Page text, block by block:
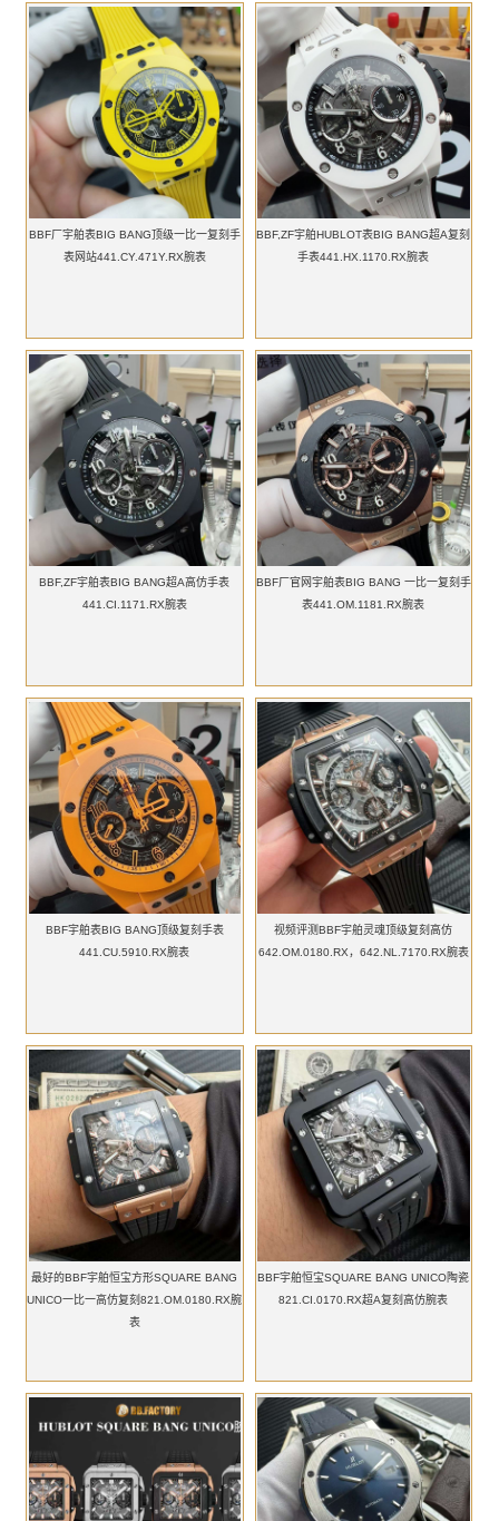
BBF厂宇舶表BIG BANG顶级一比一复刻手
表网站441.CY.471Y.RX腕表
BBF,ZF宇舶HUBLOT表BIG BANG超A复刻
手表441.HX.1170.RX腕表
BBF,ZF宇舶表BIG BANG超A高仿手表
441.CI.1171.RX腕表
BBF厂官网宇舶表BIG BANG 一比一复刻手
表441.OM.1181.RX腕表
BBF宇舶表BIG BANG顶级复刻手表
441.CU.5910.RX腕表
视频评测BBF宇舶灵魂顶级复刻高仿
642.OM.0180.RX，642.NL.7170.RX腕表
最好的BBF宇舶恒宝方形SQUARE BANG
UNICO一比一高仿复刻821.OM.0180.RX腕
表
BBF宇舶恒宝SQUARE BANG UNICO陶瓷
821.CI.0170.RX超A复刻高仿腕表